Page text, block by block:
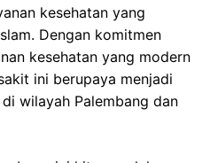
kesehatan yang
Dengan komitmen
kesehatan yang modern
ini berupaya menjadi
wilayah Palembang dan